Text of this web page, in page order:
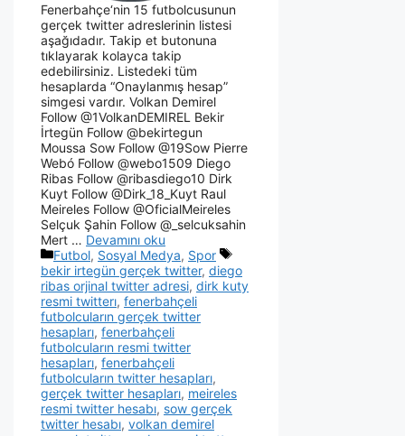
Fenerbahçe‘nin 15 futbolcusunun
gerçek twitter adreslerinin listesi
aşağıdadır. Takip et butonuna
tıklayarak kolayca takip
edebilirsiniz. Listedeki tüm
hesaplarda “Onaylanmış hesap”
simgesi vardır. Volkan Demirel
Follow @1VolkanDEMIREL Bekir
İrtegün Follow @bekirtegun
Moussa Sow Follow @19Sow Pierre
Webó Follow @webo1509 Diego
Ribas Follow @ribasdiego10 Dirk
Kuyt Follow @Dirk_18_Kuyt Raul
Meireles Follow @OficialMeireles
Selçuk Şahin Follow @_selcuksahin
Mert … Devamını oku
Futbol, Sosyal Medya, Spor
bekir irtegün gerçek twitter, diego
ribas orjinal twitter adresi, dirk kuty
resmi twitterı, fenerbahçeli
futbolcuların gerçek twitter
hesapları, fenerbahçeli
futbolcuların resmi twitter
hesapları, fenerbahçeli
futbolcuların twitter hesapları,
gerçek twitter hesapları, meireles
resmi twitter hesabı, sow gerçek
twitter hesabı, volkan demirel